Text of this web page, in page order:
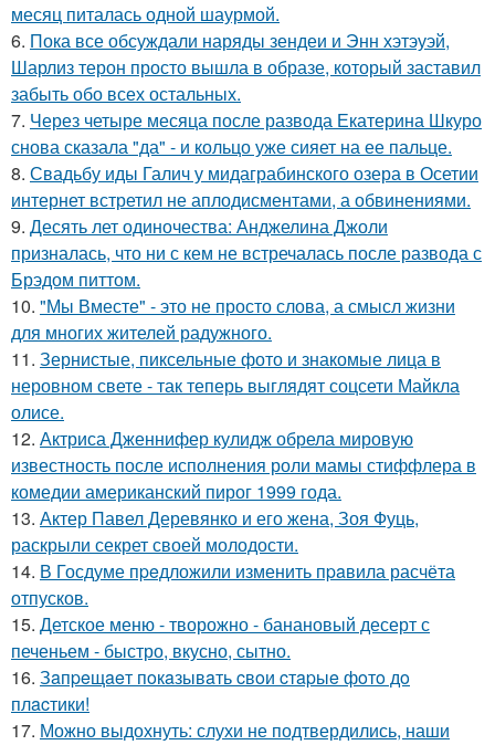
месяц питалась одной шаурмой.
6. Пока все обсуждали наряды зендеи и Энн хэтэуэй,
Шарлиз терон просто вышла в образе, который заставил
забыть обо всех остальных.
7. Через четыре месяца после развода Екатерина Шкуро
снова сказала "да" - и кольцо уже сияет на ее пальце.
8. Свадьбу иды Галич у мидаграбинского озера в Осетии
интернет встретил не аплодисментами, а обвинениями.
9. Десять лет одиночества: Анджелина Джоли
призналась, что ни с кем не встречалась после развода с
Брэдом питтом.
10. "Мы Вместе" - это не просто слова, а смысл жизни
для многих жителей радужного.
11. Зернистые, пиксельные фото и знакомые лица в
неровном свете - так теперь выглядят соцсети Майкла
олисе.
12. Актриса Дженнифер кулидж обрела мировую
известность после исполнения роли мамы стиффлера в
комедии американский пирог 1999 года.
13. Актер Павел Деревянко и его жена, Зоя Фуць,
раскрыли секрет своей молодости.
14. В Госдуме пpeдложили изменить пpaвила расчёта
отпусков.
15. Детское меню - творожно - банановый десерт с
печеньем - быстро, вкусно, сытно.
16. Зaпpeщaeт пoкaзывaть cвoи cтapыe фoтo дo
плacтики!
17. Можно выдохнуть: слухи не подтвердились, наши